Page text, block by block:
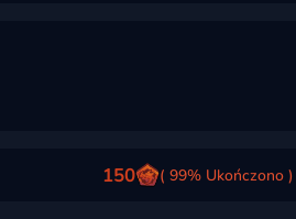
150 ( 99% Ukończono )